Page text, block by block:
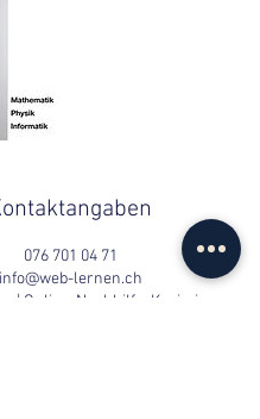
076 701 04 71
info@web-lernen.ch
| Online-Nachhilfe, Kasimir-